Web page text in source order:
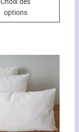
Choix des
options
Les